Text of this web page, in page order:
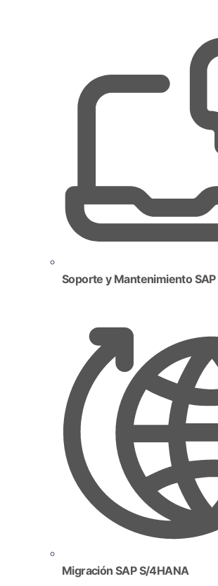
Soporte y Mantenimiento SAP
Migración SAP S/4HANA